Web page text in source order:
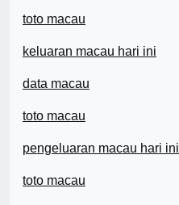
toto macau
keluaran macau hari ini
data macau
toto macau
pengeluaran macau hari ini
toto macau